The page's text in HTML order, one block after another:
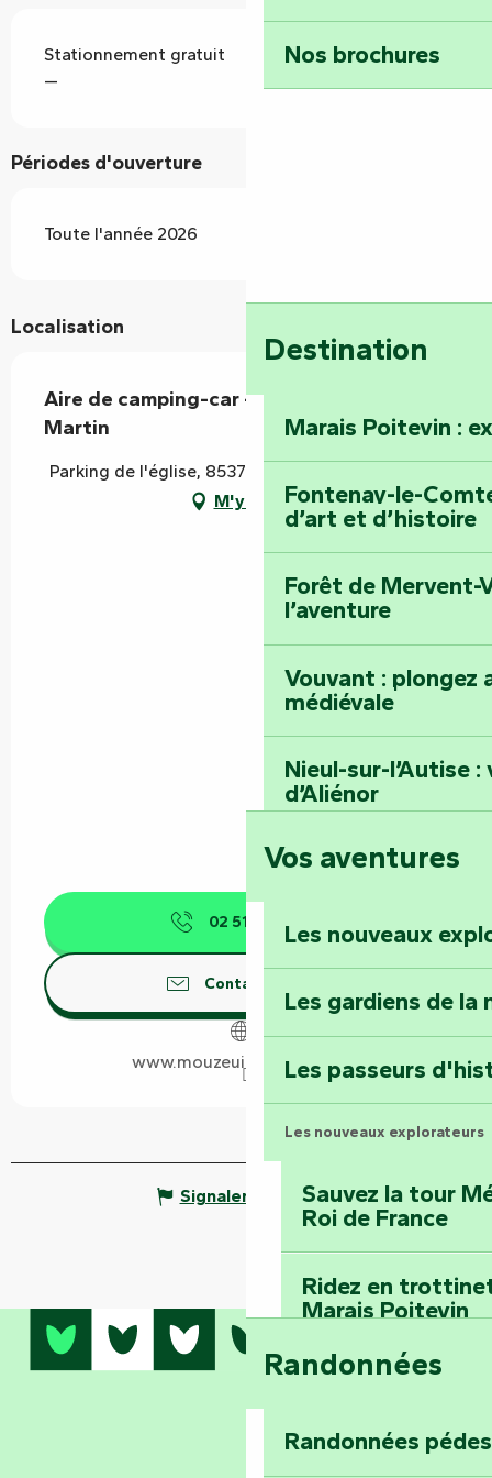
Nos brochures
Destination
Marais Poitevin :
Fontenay-le-
d’art et d’histoire
Forêt de Mervent-
l’aventure
Vouvant : plongez
médiévale
Nieul-sur-l’Autise
d’Aliénor
Foussais-Payré :
Faymoreau :
épopée minière
Terre d’étoiles :
Vos aventures
Les nouveaux
Les gardiens de la
Les passeurs
Les nouveaux explorateurs
Sauvez la tour
Roi de France
Ridez en
Marais Poitevin
Embarquez pour
Explorez
Randonnées
Randonnées
Stationnement gratuit
—
Périodes d'ouverture
Toute l'année 2026
Localisation
Aire de camping-car - Mouzeuil-Saint-
Martin
Parking de l'église, 85370 Mouzeuil-Saint-Martin
M'y rendre
02 51 28 73
Contactez-nous
www.mouzeuilsaintmartin.fr
Signaler une erreur